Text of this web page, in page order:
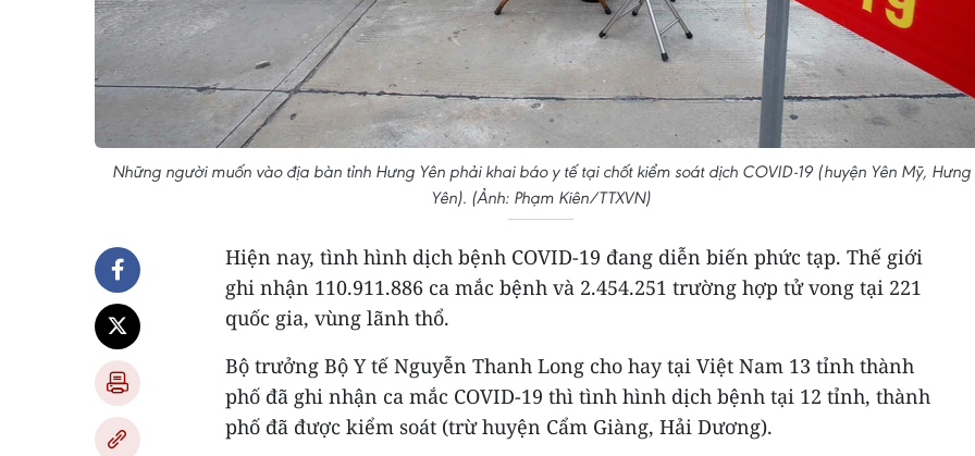
Những người muốn vào địa bàn tỉnh Hưng Yên phải khai báo y tế tại chốt kiểm soát dịch COVID-19 (huyện Yên Mỹ, Hưng
Yên). (Ảnh: Phạm Kiên/TTXVN)
Hiện nay, tình hình dịch bệnh COVID-19 đang diễn biến phức tạp. Thế giới
ghi nhận 110.911.886 ca mắc bệnh và 2.454.251 trường hợp tử vong tại 221
quốc gia, vùng lãnh thổ.
Bộ trưởng Bộ Y tế Nguyễn Thanh Long cho hay tại Việt Nam 13 tỉnh thành
phố đã ghi nhận ca mắc COVID-19 thì tình hình dịch bệnh tại 12 tỉnh, thành
phố đã được kiểm soát (trừ huyện Cẩm Giàng, Hải Dương).